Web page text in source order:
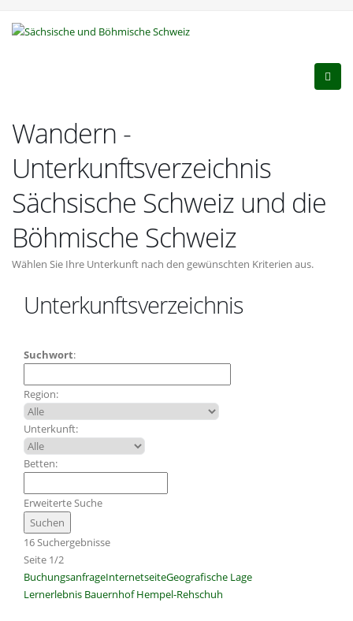
Wandern -
Unterkunftsverzeichnis
Sächsische Schweiz und die
Böhmische Schweiz
Wählen Sie Ihre Unterkunft nach den gewünschten Kriterien aus.
Unterkunftsverzeichnis
Suchwort:
Region:
Unterkunft:
Betten:
Erweiterte Suche
16 Suchergebnisse
Seite 1/2
BuchungsanfrageInternetseiteGeografische Lage
Lernerlebnis Bauernhof Hempel-Rehschuh